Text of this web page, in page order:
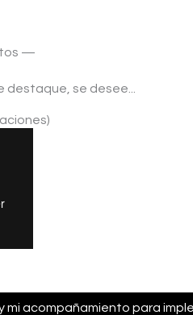
—
se desee...
mi acompañamiento para